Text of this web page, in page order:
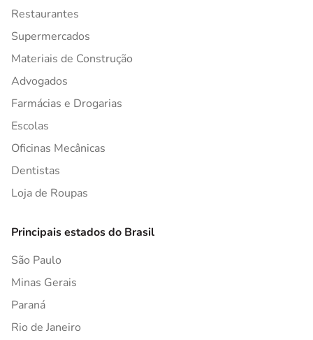
Restaurantes
Supermercados
Materiais de Construção
Advogados
Farmácias e Drogarias
Escolas
Oficinas Mecânicas
Dentistas
Loja de Roupas
Principais estados do Brasil
São Paulo
Minas Gerais
Paraná
Rio de Janeiro